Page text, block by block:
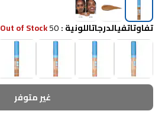
تفاوتاتفيالدرجاتاللونية:
50 Rich
Out of Stock
غير متوفر